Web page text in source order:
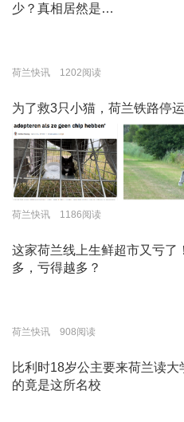
少？真相居然是…
荷兰快讯 1202阅读
为了救3只小猫，荷兰铁路停
荷兰快讯 1186阅读
这家荷兰线上生鲜超市又亏了
多，亏得越多？
荷兰快讯 908阅读
比利时18岁公主要来荷兰读大
的竟是这所名校